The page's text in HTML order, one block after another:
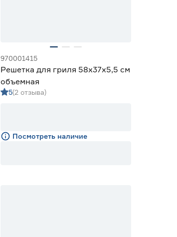
970001415
Решетка для гриля 58x37x5,5 см
объемная
5(2 отзыва)
Посмотреть наличие